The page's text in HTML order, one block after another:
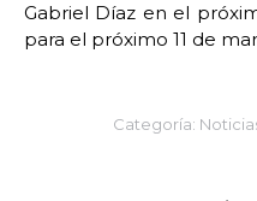
Gabriel Díaz en el
para el próximo 11 de
Categoría: